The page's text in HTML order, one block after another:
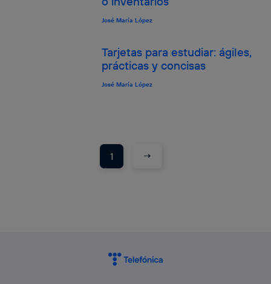
José María López
Tarjetas para estudiar: ágiles,
prácticas y concisas
José María López
1 →